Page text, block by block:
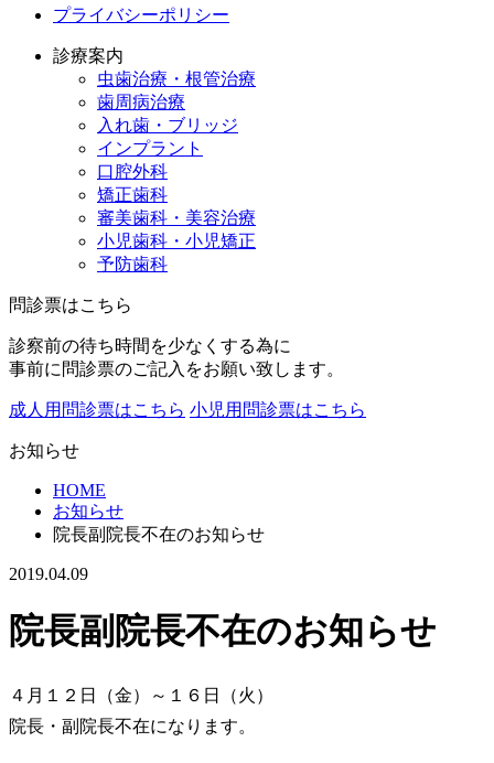
プライバシーポリシー
診療案内
虫歯治療・根管治療
歯周病治療
入れ歯・ブリッジ
インプラント
口腔外科
矯正歯科
審美歯科・美容治療
小児歯科・小児矯正
予防歯科
問診票はこちら
診察前の待ち時間を少なくする為に
事前に問診票のご記入をお願い致します。
成人用問診票はこちら 小児用問診票はこちら
お知らせ
HOME
お知らせ
院長副院長不在のお知らせ
2019.04.09
院長副院長不在のお知らせ
４月１２日（金）～１６日（火）
院長・副院長不在になります。